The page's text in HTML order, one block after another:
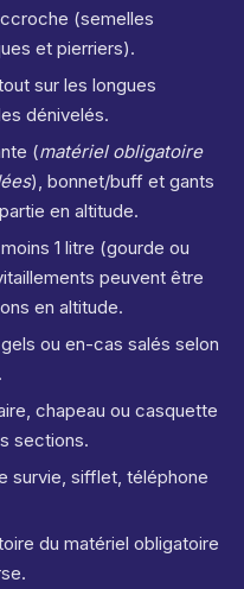
(semelles
et pierriers).
sur les longues
dénivelés.
(matériel obligatoire
), bonnet/buff et gants
en altitude.
1 litre (gourde ou
peuvent être
en altitude.
ou en-cas salés selon
chapeau ou casquette
sections.
survie, sifflet, téléphone
du matériel obligatoire